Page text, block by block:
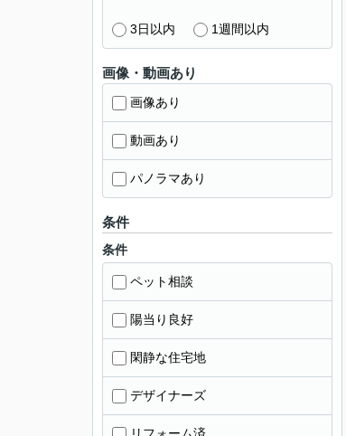
3日以内 1週間以内
画像・動画あり
画像あり
動画あり
パノラマあり
条件
条件
ペット相談
陽当り良好
閑静な住宅地
デザイナーズ